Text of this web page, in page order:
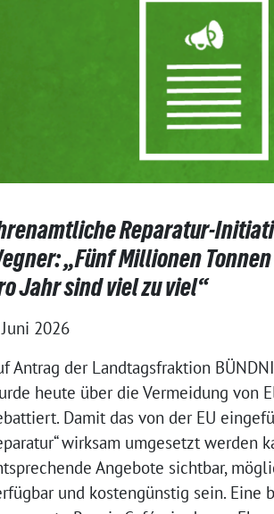
Reparatur-
„Fünf Millionen
Jahr sind viel zu viel“
Juni 2026
Antrag der Landtagsfraktion
heute über die Vermeidung von
Damit das von der EU
wirksam umgesetzt werden
Angebote sichtbar,
und kostengünstig sein. Eine